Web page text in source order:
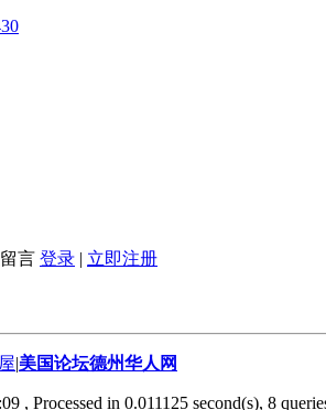
言 登录 | 立即注册
|美国论坛德州华人网
, Processed in 0.011125 second(s), 8